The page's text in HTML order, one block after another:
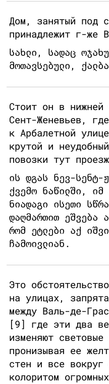
Дом, занятый под
принадлежит г-же
სახლი, სადაც
მოთავსებული,
Стоит он в
Сент-Женевьев,
к Арбалетной
крутой и
повозки тут
ის დგას ნევ-სენტ-
ქვემო ნაწილში, იმ
ნიადაგი ისეთი
დაღმართით ეშვება
რომ ეტლები აქ
ჩამოივლიან.
Это
на улицах,
между Валь-де-
[9] где эти два
изменяют
пронизывая ее
стен и все вокруг
колоритом